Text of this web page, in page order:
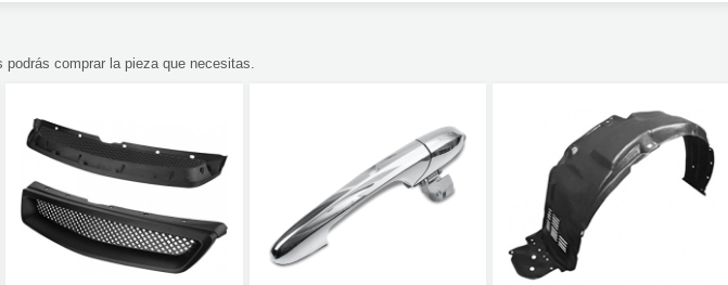
comprar la pieza que necesitas.